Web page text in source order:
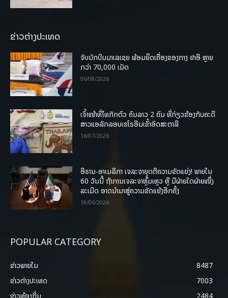
ຂ່າວຕ່າງປະເທດ
ຈັບນັກບິນມາເລເຊຍ ພ້ອມຍຶດເຄື່ອງຂອງກາງ ຢາອີ ຫຼາຍ
ກວ່າ 70,000 ເມັດ
06/08/2026
ເຈົ້າໜ້າທີ່ໄທກັກຕົວ ຄົນລາວ 2 ຄົນ ທີ່ກ່ຽວຂ້ອງກັບຄະດີ
ສາວແອລັກລອບເຮໂຣອີນເຂົ້າອົດສະຕາລີ
16/07/2026
ອີຣານ-ອາເມລິກາ ເຈລະຈາຍຸດຕິຄວາມຂັດແຍ່ງ! ພາຍໃນ
60 ວັນນີ້ ຖ້າການເຈລະຈາຫຼົ້ມເຫຼວ ຫຼື ມີຝ່າຍໃດຝ່າຍໜຶ່ງ
ລະເມີດ ອາດນໍາມາສູ່ຄວາມຂັດແຍ້ງອີກຄັ້ງ
18/06/2026
POPULAR CATEGORY
ຂ່າວພາຍ​ໃນ
8487
ຂ່າວຕ່າງປະເທດ
7003
ຂ່າວທ້ອງຖິ່ນ
2484